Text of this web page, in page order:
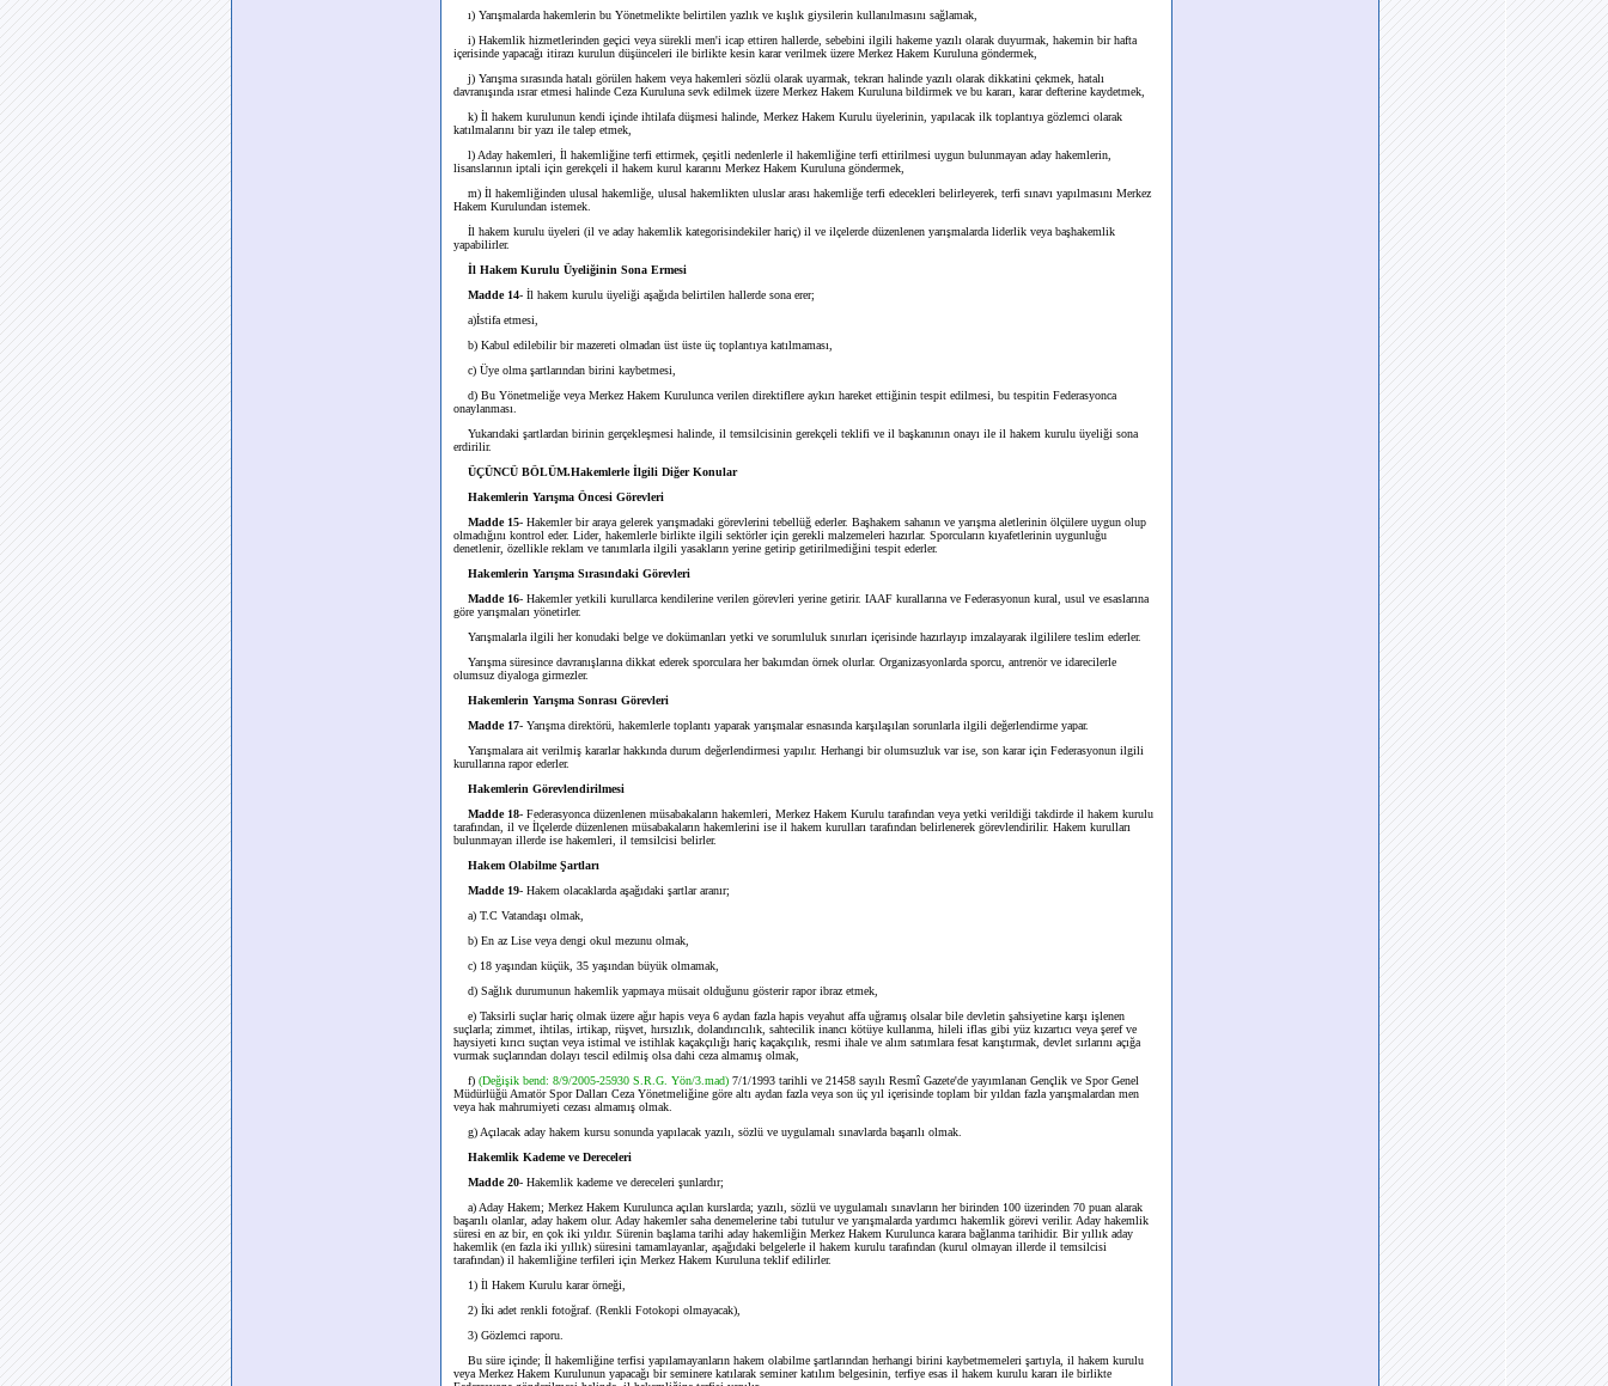
ı) Yarışmalarda hakemlerin bu Yönetmelikte belirtilen yazlık ve kışlık giysilerin kullanılmasını sağlamak,
i) Hakemlik hizmetlerinden geçici veya sürekli men'i icap ettiren hallerde, sebebini ilgili hakeme yazılı olarak duyurmak, hakemin bir hafta
içerisinde yapacağı itirazı kurulun düşünceleri ile birlikte kesin karar verilmek üzere Merkez Hakem Kuruluna göndermek,
j) Yarışma sırasında hatalı görülen hakem veya hakemleri sözlü olarak uyarmak, tekrarı halinde yazılı olarak dikkatini çekmek, hatalı
davranışında ısrar etmesi halinde Ceza Kuruluna sevk edilmek üzere Merkez Hakem Kuruluna bildirmek ve bu kararı, karar defterine kaydetmek,
k) İl hakem kurulunun kendi içinde ihtilafa düşmesi halinde, Merkez Hakem Kurulu üyelerinin, yapılacak ilk toplantıya gözlemci olarak
katılmalarını bir yazı ile talep etmek,
l) Aday hakemleri, İl hakemliğine terfi ettirmek, çeşitli nedenlerle il hakemliğine terfi ettirilmesi uygun bulunmayan aday hakemlerin,
lisanslarının iptali için gerekçeli il hakem kurul kararını Merkez Hakem Kuruluna göndermek,
m) İl hakemliğinden ulusal hakemliğe, ulusal hakemlikten uluslar arası hakemliğe terfi edecekleri belirleyerek, terfi sınavı yapılmasını Merkez
Hakem Kurulundan istemek.
İl hakem kurulu üyeleri (il ve aday hakemlik kategorisindekiler hariç) il ve ilçelerde düzenlenen yarışmalarda liderlik veya başhakemlik
yapabilirler.
İl Hakem Kurulu Üyeliğinin Sona Ermesi
Madde 14- İl hakem kurulu üyeliği aşağıda belirtilen hallerde sona erer;
a)İstifa etmesi,
b) Kabul edilebilir bir mazereti olmadan üst üste üç toplantıya katılmaması,
c) Üye olma şartlarından birini kaybetmesi,
d) Bu Yönetmeliğe veya Merkez Hakem Kurulunca verilen direktiflere aykırı hareket ettiğinin tespit edilmesi, bu tespitin Federasyonca
onaylanması.
Yukarıdaki şartlardan birinin gerçekleşmesi halinde, il temsilcisinin gerekçeli teklifi ve il başkanının onayı ile il hakem kurulu üyeliği sona
erdirilir.
ÜÇÜNCÜ BÖLÜM.Hakemlerle İlgili Diğer Konular
Hakemlerin Yarışma Öncesi Görevleri
Madde 15- Hakemler bir araya gelerek yarışmadaki görevlerini tebellüğ ederler. Başhakem sahanın ve yarışma aletlerinin ölçülere uygun olup
olmadığını kontrol eder. Lider, hakemlerle birlikte ilgili sektörler için gerekli malzemeleri hazırlar. Sporcuların kıyafetlerinin uygunluğu
denetlenir, özellikle reklam ve tanımlarla ilgili yasakların yerine getirip getirilmediğini tespit ederler.
Hakemlerin Yarışma Sırasındaki Görevleri
Madde 16- Hakemler yetkili kurullarca kendilerine verilen görevleri yerine getirir. IAAF kurallarına ve Federasyonun kural, usul ve esaslarına
göre yarışmaları yönetirler.
Yarışmalarla ilgili her konudaki belge ve dokümanları yetki ve sorumluluk sınırları içerisinde hazırlayıp imzalayarak ilgililere teslim ederler.
Yarışma süresince davranışlarına dikkat ederek sporculara her bakımdan örnek olurlar. Organizasyonlarda sporcu, antrenör ve idarecilerle
olumsuz diyaloga girmezler.
Hakemlerin Yarışma Sonrası Görevleri
Madde 17- Yarışma direktörü, hakemlerle toplantı yaparak yarışmalar esnasında karşılaşılan sorunlarla ilgili değerlendirme yapar.
Yarışmalara ait verilmiş kararlar hakkında durum değerlendirmesi yapılır. Herhangi bir olumsuzluk var ise, son karar için Federasyonun ilgili
kurullarına rapor ederler.
Hakemlerin Görevlendirilmesi
Madde 18- Federasyonca düzenlenen müsabakaların hakemleri, Merkez Hakem Kurulu tarafından veya yetki verildiği takdirde il hakem kurulu
tarafından, il ve İlçelerde düzenlenen müsabakaların hakemlerini ise il hakem kurulları tarafından belirlenerek görevlendirilir. Hakem kurulları
bulunmayan illerde ise hakemleri, il temsilcisi belirler.
Hakem Olabilme Şartları
Madde 19- Hakem olacaklarda aşağıdaki şartlar aranır;
a) T.C Vatandaşı olmak,
b) En az Lise veya dengi okul mezunu olmak,
c) 18 yaşından küçük, 35 yaşından büyük olmamak,
d) Sağlık durumunun hakemlik yapmaya müsait olduğunu gösterir rapor ibraz etmek,
e) Taksirli suçlar hariç olmak üzere ağır hapis veya 6 aydan fazla hapis veyahut affa uğramış olsalar bile devletin şahsiyetine karşı işlenen
suçlarla; zimmet, ihtilas, irtikap, rüşvet, hırsızlık, dolandırıcılık, sahtecilik inancı kötüye kullanma, hileli iflas gibi yüz kızartıcı veya şeref ve
haysiyeti kırıcı suçtan veya istimal ve istihlak kaçakçılığı hariç kaçakçılık, resmi ihale ve alım satımlara fesat karıştırmak, devlet sırlarını açığa
vurmak suçlarından dolayı tescil edilmiş olsa dahi ceza almamış olmak,
f) (Değişik bend: 8/9/2005-25930 S.R.G. Yön/3.mad) 7/1/1993 tarihli ve 21458 sayılı Resmî Gazete'de yayımlanan Gençlik ve Spor Genel
Müdürlüğü Amatör Spor Dalları Ceza Yönetmeliğine göre altı aydan fazla veya son üç yıl içerisinde toplam bir yıldan fazla yarışmalardan men
veya hak mahrumiyeti cezası almamış olmak.
g) Açılacak aday hakem kursu sonunda yapılacak yazılı, sözlü ve uygulamalı sınavlarda başarılı olmak.
Hakemlik Kademe ve Dereceleri
Madde 20- Hakemlik kademe ve dereceleri şunlardır;
a) Aday Hakem; Merkez Hakem Kurulunca açılan kurslarda; yazılı, sözlü ve uygulamalı sınavların her birinden 100 üzerinden 70 puan alarak
başarılı olanlar, aday hakem olur. Aday hakemler saha denemelerine tabi tutulur ve yarışmalarda yardımcı hakemlik görevi verilir. Aday hakemlik
süresi en az bir, en çok iki yıldır. Sürenin başlama tarihi aday hakemliğin Merkez Hakem Kurulunca karara bağlanma tarihidir. Bir yıllık aday
hakemlik (en fazla iki yıllık) süresini tamamlayanlar, aşağıdaki belgelerle il hakem kurulu tarafından (kurul olmayan illerde il temsilcisi
tarafından) il hakemliğine terfileri için Merkez Hakem Kuruluna teklif edilirler.
1) İl Hakem Kurulu karar örneği,
2) İki adet renkli fotoğraf. (Renkli Fotokopi olmayacak),
3) Gözlemci raporu.
Bu süre içinde; İl hakemliğine terfisi yapılamayanların hakem olabilme şartlarından herhangi birini kaybetmemeleri şartıyla, il hakem kurulu
veya Merkez Hakem Kurulunun yapacağı bir seminere katılarak seminer katılım belgesinin, terfiye esas il hakem kurulu kararı ile birlikte